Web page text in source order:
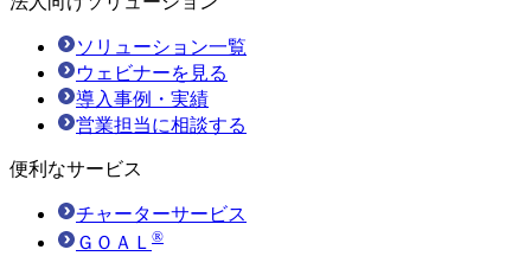
ソリューション一覧
ウェビナーを見る
導入事例・実績
営業担当に相談する
便利なサービス
チャーターサービス
ＧＯＡＬ ®